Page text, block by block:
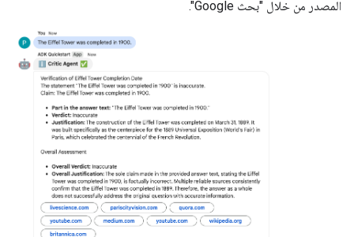
المصدر من خلال "بحث Google".